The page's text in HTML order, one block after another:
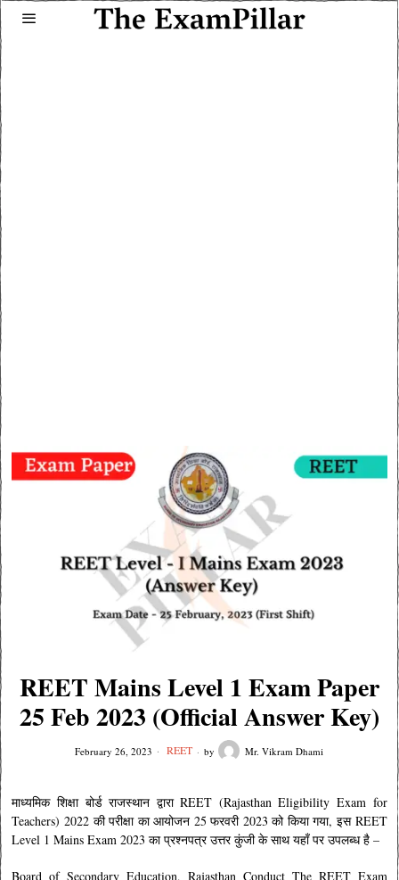
REET Mains Level 1 Exam Paper
25 Feb 2023 (Official Answer Key)
February 26, 2023 REET by Mr. Vikram Dhami
माध्यमिक शिक्षा बोर्ड राजस्थान द्वारा REET (Rajasthan Eligibility Exam for
Teachers) 2022 की परीक्षा का आयोजन 25 फरवरी 2023 को किया गया, इस REET
Level 1 Mains Exam 2023का प्रश्नपत्रउत्तर कुंजी के साथ यहाँ पर उपलब्ध है –
Board of Secondary Education, Rajasthan Conduct The REET Exam